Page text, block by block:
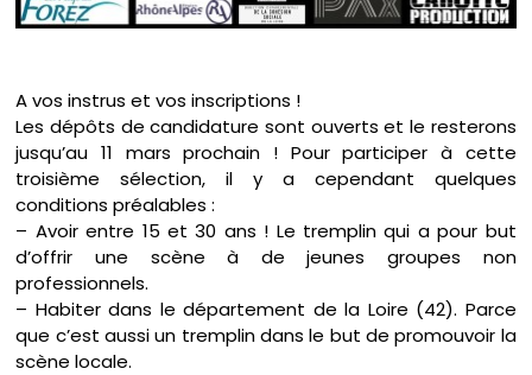
A vos instrus et vos inscriptions !
Les dépôts de candidature sont ouverts et le resterons
jusqu’au 11 mars prochain ! Pour participer à cette
troisième sélection, il y a cependant quelques
conditions préalables :
– Avoir entre 15 et 30 ans ! Le tremplin qui a pour but
d’offrir une scène à de jeunes groupes non
professionnels.
– Habiter dans le département de la Loire (42). Parce
que c’est aussi un tremplin dans le but de promouvoir la
scène locale.